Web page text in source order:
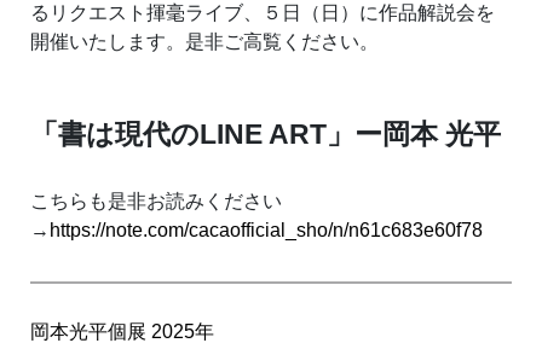
るリクエスト揮毫ライブ、５日（日）に作品解説会を
開催いたします。是非ご高覧ください。
「書は現代のLINE ART」ー岡本 光平
こちらも是非お読みください
→ https://note.com/cacaofficial_sho/n/n61c683e60f78
岡本光平個展 2025年